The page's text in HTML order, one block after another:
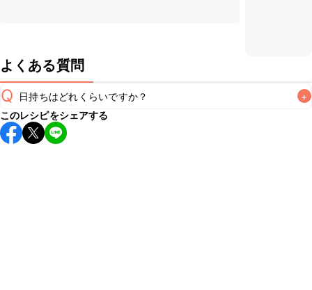
よくある質問
Q 日持ちはどれくらいですか？ +
保存期間は冷蔵で翌日中が目安です。なるべくお早めにお召
し上がりください。
このレシピをシェアする